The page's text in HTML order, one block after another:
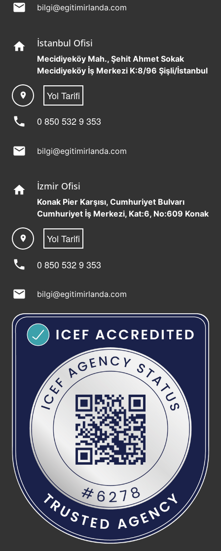
mail bilgi@egitimirlanda.com
home İstanbul Ofisi
Mecidiyeköy Mah., Şehit Ahmet Sokak
Mecidiyeköy İş Merkezi K:8/96 Şişli/İstanbul
location_on Yol Tarifi
phone 0 850 532 9 353
mail bilgi@egitimirlanda.com
home İzmir Ofisi
Konak Pier Karşısı, Cumhuriyet Bulvarı
Cumhuriyet İş Merkezi, Kat:6, No:609 Konak
location_on Yol Tarifi
phone 0 850 532 9 353
mail bilgi@egitimirlanda.com